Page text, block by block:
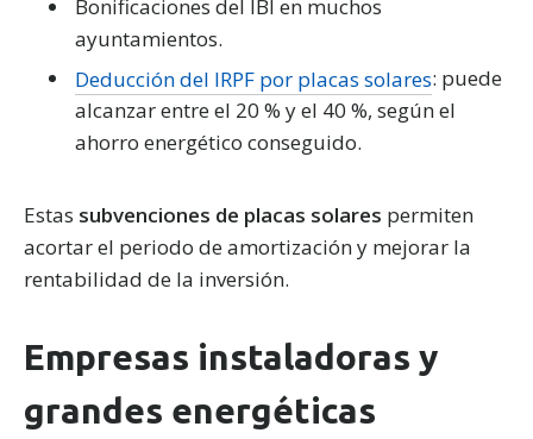
algunos tipos de cookies y pulsar "Permitir la selección" para
Bonificaciones del IBI en muchos
ayuntamientos.
Deducción del IRPF por placas solares: puede
alcanzar entre el 20 % y el 40 %, según el
ahorro energético conseguido.
Estas subvenciones de placas solares permiten
acortar el periodo de amortización y mejorar la
rentabilidad de la inversión.
Empresas instaladoras y
grandes energéticas